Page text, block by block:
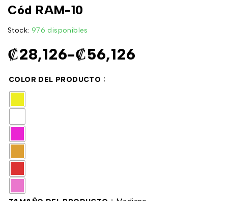
Cód RAM-10
Stock: 976 disponibles
₡28,126-₡56,126
COLOR DEL PRODUCTO